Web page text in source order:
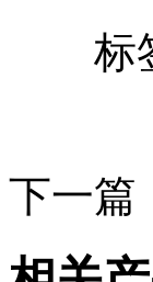
标
下一篇